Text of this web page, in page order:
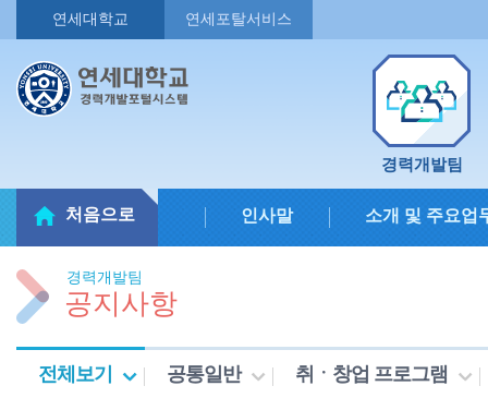
연세대학교 연세포탈서비스
경력개발팀
처음으로 인사말 소개 및 주요업
경력개발팀
공지사항
전체보기 공통일반 취ㆍ창업 프로그램